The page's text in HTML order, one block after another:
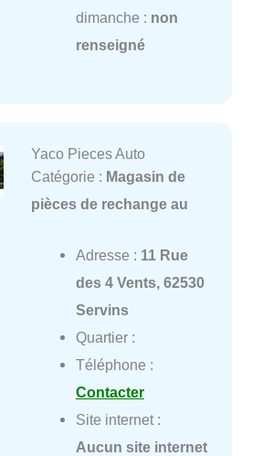
dimanche : non
renseigné
Yaco Pieces Auto
Catégorie : Magasin de
pièces de rechange au
Adresse : 11 Rue
des 4 Vents, 62530
Servins
Quartier :
Téléphone :
Contacter
Site internet :
Aucun site internet